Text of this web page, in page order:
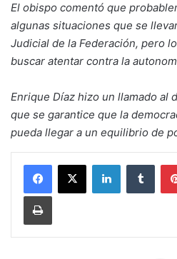
El obispo comentó que
algunas situaciones que se
Judicial de la Federación, pero
buscar atentar contra la
Enrique Díaz hizo un llamado al
que se garantice que la
pueda llegar a un equilibrio de
LinkedIn
Imprimir